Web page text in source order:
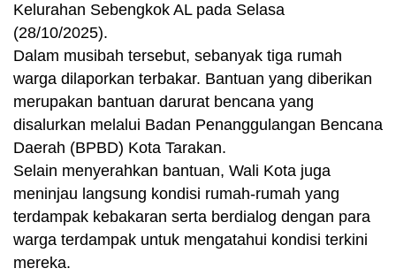
Kelurahan Sebengkok AL pada Selasa
(28/10/2025).
Dalam musibah tersebut, sebanyak tiga rumah
warga dilaporkan terbakar. Bantuan yang diberikan
merupakan bantuan darurat bencana yang
disalurkan melalui Badan Penanggulangan Bencana
Daerah (BPBD) Kota Tarakan.
Selain menyerahkan bantuan, Wali Kota juga
meninjau langsung kondisi rumah-rumah yang
terdampak kebakaran serta berdialog dengan para
warga terdampak untuk mengatahui kondisi terkini
mereka.